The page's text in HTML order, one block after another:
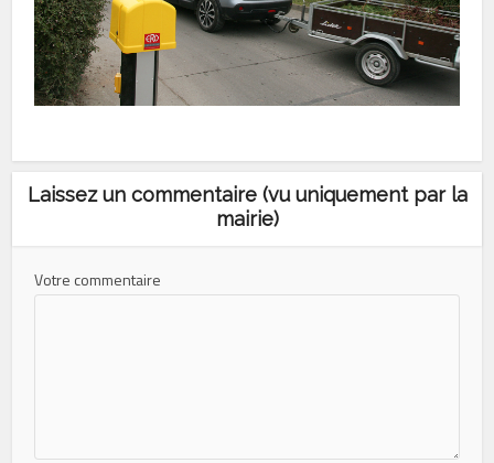
Laissez un commentaire (vu uniquement par la
mairie)
Votre commentaire